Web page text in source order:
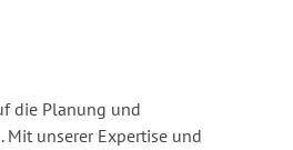
die Planung und
unserer Expertise und